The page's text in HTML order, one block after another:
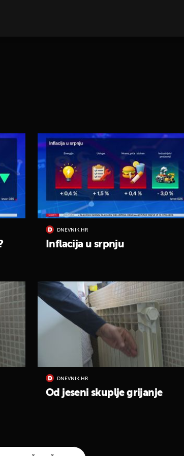
DNEVNIK.HR
Inflacija u srpnju
DNEVNIK.HR
Od jeseni skuplje grijanje